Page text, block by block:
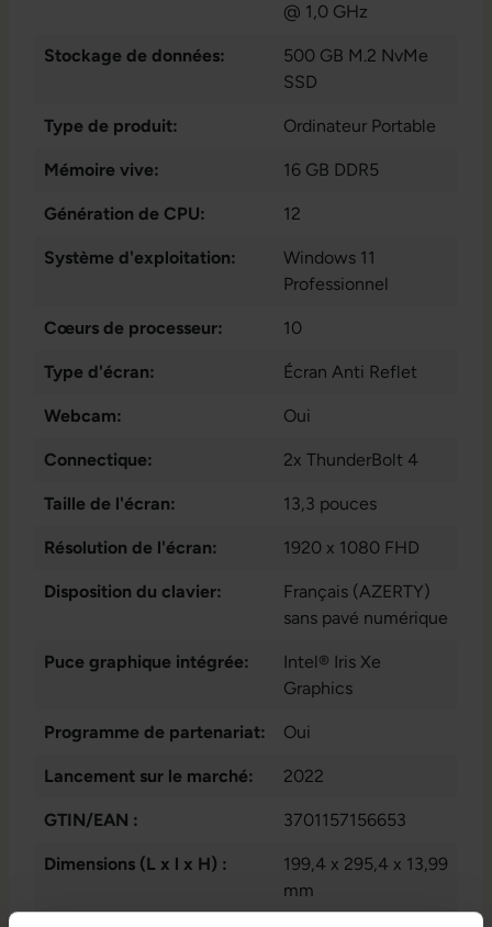
@ 1,0 GHz
Stockage de données:
500 GB M.2 NvMe
SSD
Type de produit: Ordinateur Portable
Mémoire vive: 16 GB DDR5
Génération de CPU: 12
Système d'exploitation:
Windows 11
Professionnel
Cœurs de processeur: 10
Type d'écran: Écran Anti Reflet
Webcam: Oui
Connectique: 2x ThunderBolt 4
Taille de l'écran: 13,3 pouces
Résolution de l'écran: 1920 x 1080 FHD
Disposition du clavier:
Français (AZERTY)
sans pavé numérique
Puce graphique intégrée:
Intel® Iris Xe
Graphics
Programme de partenariat: Oui
Lancement sur le marché: 2022
GTIN/EAN : 3701157156653
Dimensions (L x l x H) :
199,4 x 295,4 x 13,99
mm